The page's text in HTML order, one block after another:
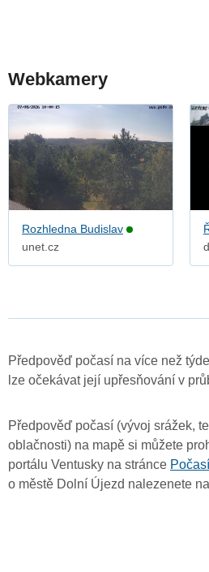
Webkamery
Rozhledna Budislav
unet.cz
Předpověď počasí na více než
lze očekávat její upřesňování v
Předpověď počasí (vývoj srážek,
oblačnosti) na mapě si můžete
portálu Ventusky na stránce
o městě Dolní Újezd nalezenete